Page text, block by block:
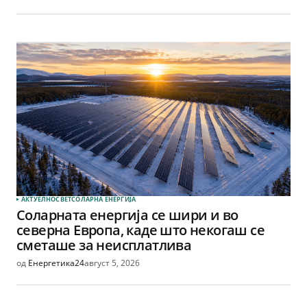
АКТУЕЛНОСВЕТСОЛАРНА EНЕРГИЈА
Соларната енергија се шири и во
северна Европа, каде што некогаш се
сметаше за неисплатлива
од Енергетика24август 5, 2026